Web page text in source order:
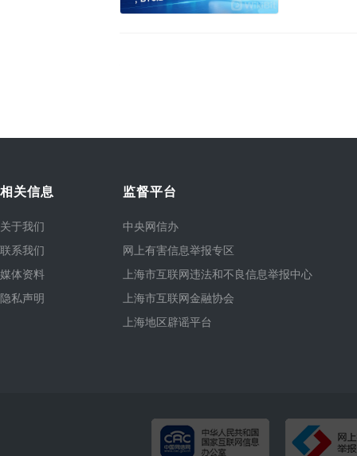
相关信息
关于我们
联系我们
媒体资料
隐私声明
监督平台
中央网信办
网上有害信息举报专区
上海市互联网违法和不良信息举报中心
上海市互联网金融协会
上海地区辟谣平台